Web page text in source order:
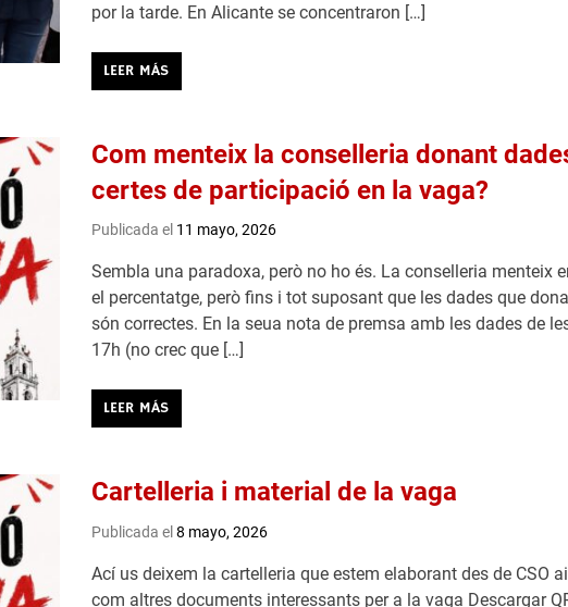
por la tarde. En Alicante se concentraron […]
LEER MÁS
Com menteix la conselleria donant
certes de participació en la vaga?
Publicada el 11 mayo, 2026
Sembla una paradoxa, però no ho és. La conselleria menteix
el percentatge, però fins i tot suposant que les dades que dona
són correctes. En la seua nota de premsa amb les dades de
17h (no crec que […]
LEER MÁS
Cartelleria i material de la vaga
Publicada el8 mayo, 2026
Ací us deixem la cartelleria que estem elaborant des de CSO
com altres documents interessants per a la vaga Descargar